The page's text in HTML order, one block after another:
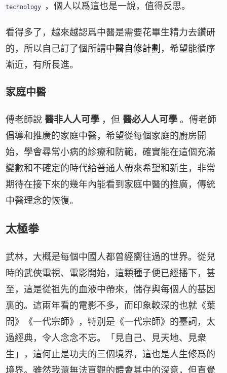
technology ，個人以爲這也是一說，值得反思。
看得多了，越來越認爲中醫是需要花畢生精力去鑽研
的，所以自己訂了個所謂中醫自修計劃 ，希望能循序
漸近，有所長進。
家庭中醫
傅老師說醫非人人可學 ，但醫必人人可學 。傅老師
倡導和推廣的家庭中醫，希望從每個家庭的廚房開
始，學會尋常小病的診療和防範，確實能在這個充滿
變數和不確定的時代給普通人帶來希望和新生，非常
期待在接下來的幾年內能看到家庭中醫的推廣，傳統
中醫理念的恢復。
太極拳
武林，大概是每個中國人都曾經嚮往過的世界。從兒
時的武俠電視、電影開始，這顆種子便已經播下，甚
至，這是從祖先的血液中帶來，儲存與每個人的基因
裏的。這兩年看的電影不多，而印象較深的也就《葉
問》《一代宗師》，特別是《一代宗師》的臺詞，太
過經典，令人念念不忘。「見自己、見天地、見衆
生」，這何止是功夫的三個境界，這也是人生修爲的
境界。雖然我還無法直觀的體會其中的深意，但直覺